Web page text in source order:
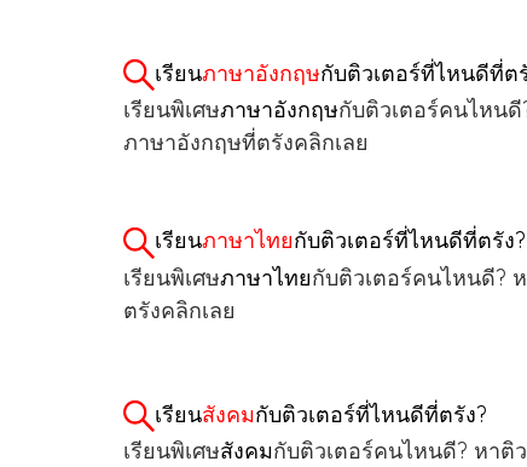
เรียนภาษาอังกฤษกับติวเตอร์ที่ไหนดีที่ต
เรียนพิเศษภาษาอังกฤษกับติวเตอร์คนไหน
ภาษาอังกฤษที่ตรังคลิกเลย
เรียนภาษาไทยกับติวเตอร์ที่ไหนดีที่ตรัง?
เรียนพิเศษภาษาไทยกับติวเตอร์คนไหนดี?
ตรังคลิกเลย
เรียนสังคมกับติวเตอร์ที่ไหนดีที่ตรัง?
เรียนพิเศษสังคมกับติวเตอร์คนไหนดี? หาติ